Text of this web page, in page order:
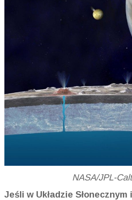
NASA/JPL-
Jeśli w Układzie